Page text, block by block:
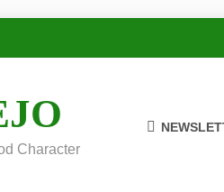
Character